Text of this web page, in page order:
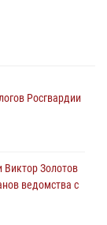
Росгвардии
Виктор Золотов
ведомства с